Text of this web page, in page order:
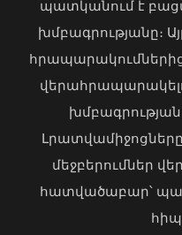
Հանդիսավոր
ուժային կառույցների
մասնակցությամբ
խաղերի
դեմ ծանր
պատկանում է
խմբագրությանը։
խմբագրության
Լրատվամիջոցները
մեջբերումներ
հատվածաբար՝